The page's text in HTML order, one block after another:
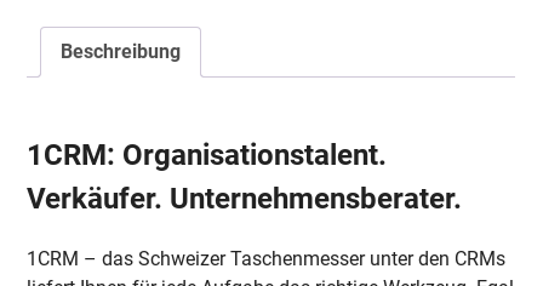
Menge
Beschreibung
1CRM: Organisationstalent.
Verkäufer. Unternehmensberater.
1CRM – das Schweizer Taschenmesser unter den CRMs